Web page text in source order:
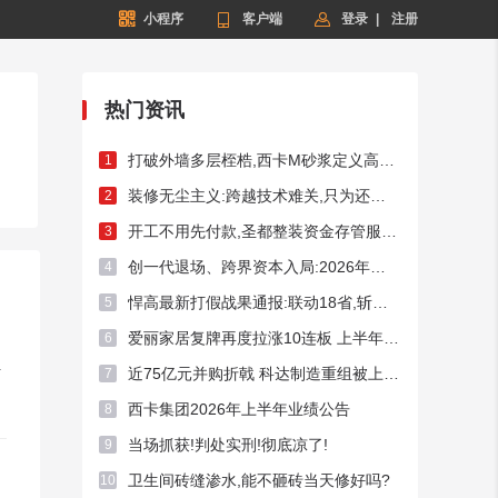
 小程序  客户端  登录 注册
热门资讯
1
2
3
4
5
6
7
8 西卡集团2026年上半年业绩公告
9 当场抓获!判处实刑!彻底凉了!
10 卫生间砖缝渗水,能不砸砖当天修好吗?